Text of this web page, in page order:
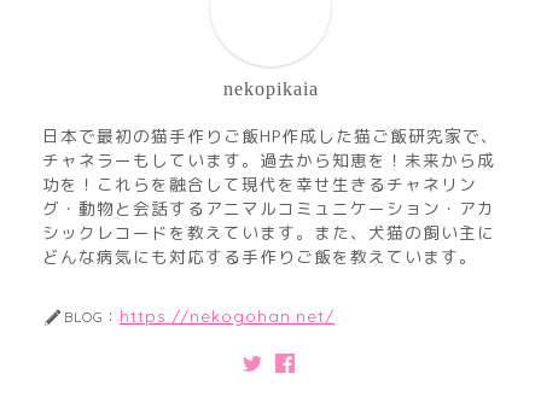
nekopikaia
日本で最初の猫手作りご飯HP作成した猫ご飯研究家で、
チャネラーもしています。過去から知恵を！未来から成
功を！これらを融合して現代を幸せ生きるチャネリン
グ・動物と会話するアニマルコミュニケーション・アカ
シックレコードを教えています。また、犬猫の飼い主に
どんな病気にも対応する手作りご飯を教えています。
BLOG： https://nekogohan.net/